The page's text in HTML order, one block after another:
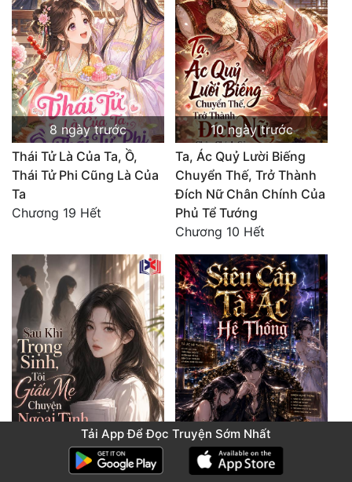
8 ngày trước
Thái Tử Là Của Ta, Ồ,
Thái Tử Phi Cũng Là Của
Ta
Chương 19 Hết
10 ngày trước
Ta, Ác Quỷ Lười Biếng
Chuyển Thế, Trở Thành
Đích Nữ Chân Chính Của
Phủ Tể Tướng
Chương 10 Hết
11 ngày trước 16 ngày trước
Tải App Để Đọc Truyện Sớm Nhất